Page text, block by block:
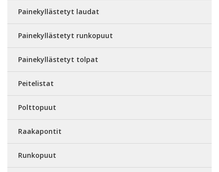
Painekyllästetyt laudat
Painekyllästetyt runkopuut
Painekyllästetyt tolpat
Peitelistat
Polttopuut
Raakapontit
Runkopuut